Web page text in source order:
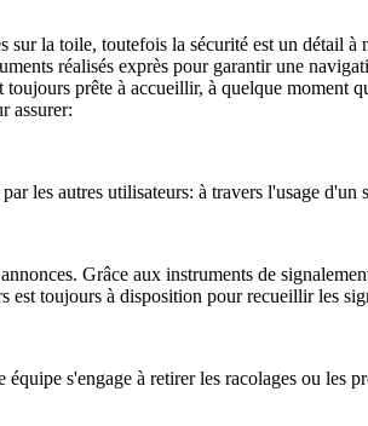
la toile, toutefois la sécurité est un détail
réalisés exprès pour garantir une
prête à accueillir, à quelque moment
assurer:
les autres utilisateurs: à travers l'usage
Grâce aux instruments de
toujours à disposition pour recueillir les
s'engage à retirer les racolages ou les